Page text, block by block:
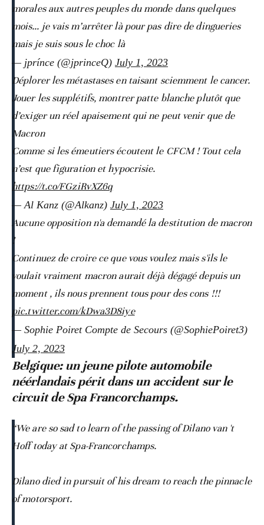
morales aux autres peuples du monde dans quelques
mois… je vais m’arrêter là pour pas dire de dingueries
mais je suis sous le choc là
— jprínce (@jprinceQ) July 1, 2023
Déplorer les métastases en taisant sciemment le cancer.
Jouer les supplétifs, montrer patte blanche plutôt que
d’exiger un réel apaisement qui ne peut venir que de
Macron
Comme si les émeutiers écoutent le CFCM ! Tout cela
n’est que figuration et hypocrisie.
https://t.co/FGziRvXZ6q
— Al Kanz (@Alkanz) July 1, 2023
Aucune opposition n'a demandé la destitution de macron
!
Continuez de croire ce que vous voulez mais s'ils le
voulait vraiment macron aurait déjà dégagé depuis un
moment , ils nous prennent tous pour des cons !!!
pic.twitter.com/kDwa3D8iye
— Sophie Poiret Compte de Secours (@SophiePoiret3)
July 2, 2023
Belgique: un jeune pilote automobile
néérlandais périt dans un accident sur le
circuit de Spa Francorchamps.
“We are so sad to learn of the passing of Dilano van 't
Hoff today at Spa-Francorchamps.
Dilano died in pursuit of his dream to reach the pinnacle
of motorsport.